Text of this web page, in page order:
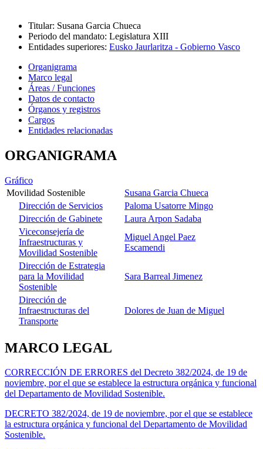
Titular: Susana Garcia Chueca
Periodo del mandato: Legislatura XIII
Entidades superiores: Eusko Jaurlaritza - Gobierno Vasco
Organigrama
Marco legal
Áreas / Funciones
Datos de contacto
Órganos y registros
Cargos
Entidades relacionadas
ORGANIGRAMA
Gráfico
Movilidad Sostenible
Susana Garcia Chueca
Dirección de Servicios
Paloma Usatorre Mingo
Dirección de Gabinete
Laura Arpon Sadaba
Viceconsejería de
Infraestructuras y
Movilidad Sostenible
Miguel Angel Paez
Escamendi
Dirección de Estrategia
para la Movilidad
Sostenible
Sara Barreal Jimenez
Dirección de
Infraestructuras del
Transporte
Dolores de Juan de Miguel
MARCO LEGAL
CORRECCIÓN DE ERRORES del Decreto 382/2024, de 19 de
noviembre, por el que se establece la estructura orgánica y funcional
del Departamento de Movilidad Sostenible.
DECRETO 382/2024, de 19 de noviembre, por el que se establece
la estructura orgánica y funcional del Departamento de Movilidad
Sostenible.